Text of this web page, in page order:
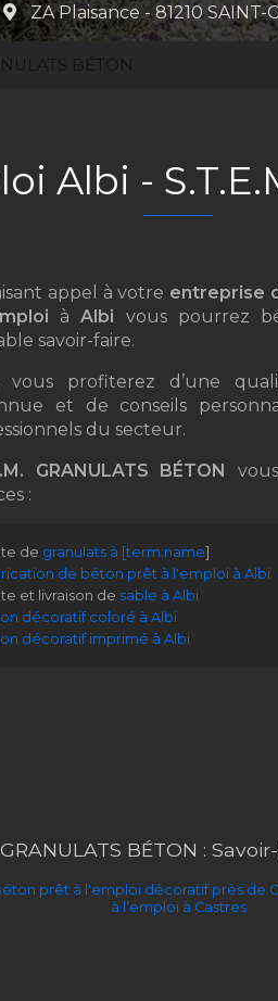
ZA Plaisance - 81210 SAINT-
Albi -
appel à votre entreprise
àAlbi vous pourrez
savoir-faire.
vous profiterez d’une
et de conseils
du secteur.
GRANULATS BÉTON
:
de granulats à [term:name]
de béton prêt à l'emploi à Albi
et livraison de sable à Albi
décoratif coloré à Albi
décoratif imprimé à Albi
GRANULATS BÉTON :
prêt à l'emploi décoratif près de
à l’emploi à Castres